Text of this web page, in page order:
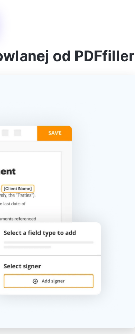
od PDFfiller